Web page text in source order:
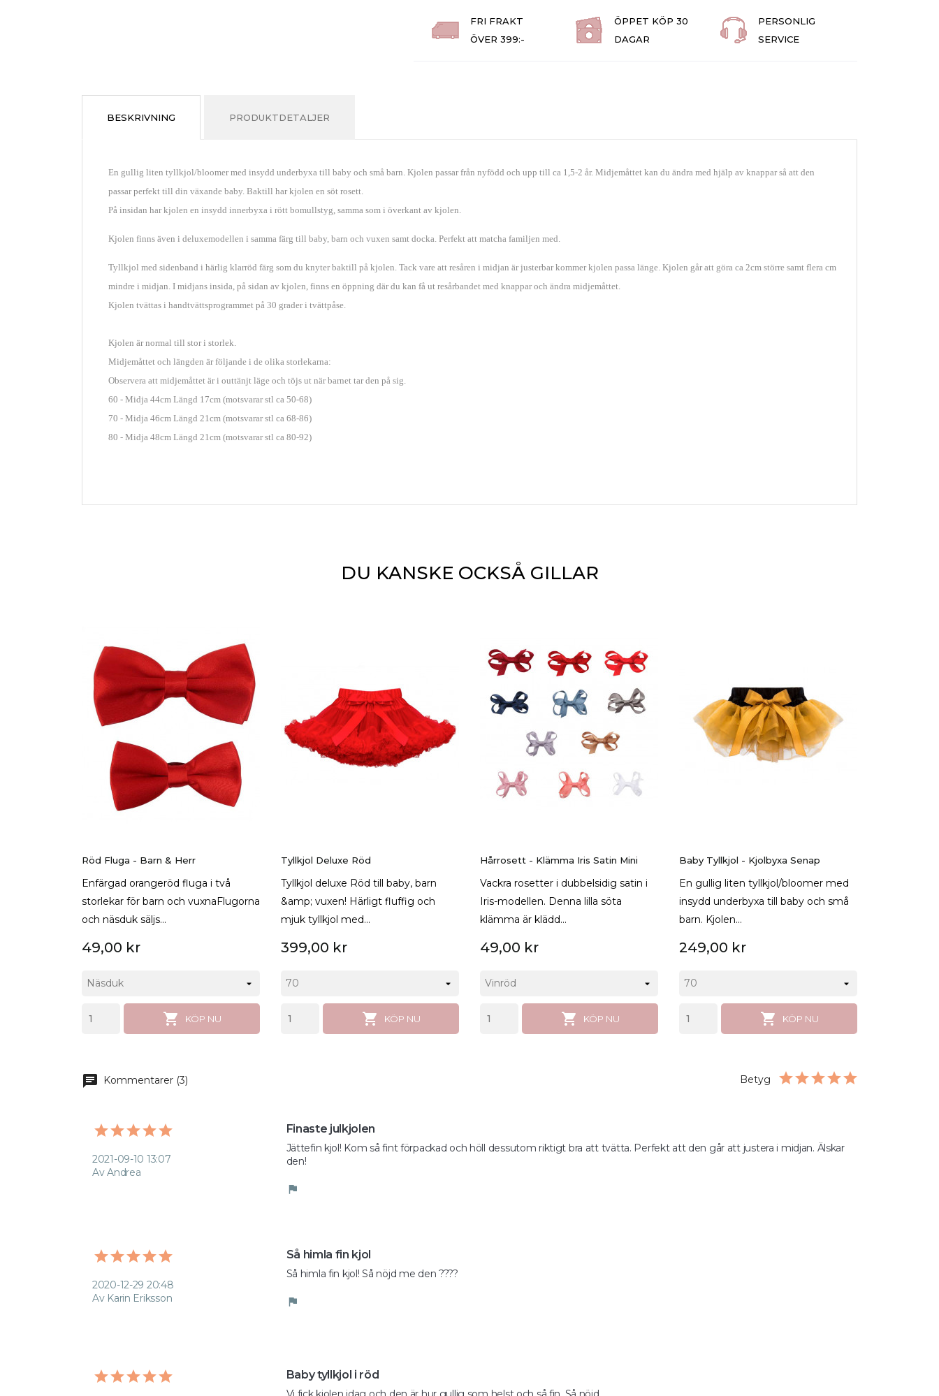
FRI FRAKT
ÖVER 399:-
ÖPPET KÖP 30
DAGAR
PERSONLIG
SERVICE
BESKRIVNING PRODUKTDETALJER
En gullig liten tyllkjol/bloomer med insydd underbyxa till baby och små barn. Kjolen passar från nyfödd och upp till ca 1,5-2 år. Midjemåttet kan du ändra med hjälp av knappar så att den
passar perfekt till din växande baby. Baktill har kjolen en söt rosett.
På insidan har kjolen en insydd innerbyxa i rött bomullstyg, samma som i överkant av kjolen.
Kjolen finns även i deluxemodellen i samma färg till baby, barn och vuxen samt docka. Perfekt att matcha familjen med.
Tyllkjol med sidenband i härlig klarröd färg som du knyter baktill på kjolen. Tack vare att resåren i midjan är justerbar kommer kjolen passa länge. Kjolen går att göra ca 2cm större samt flera cm
mindre i midjan. I midjans insida, på sidan av kjolen, finns en öppning där du kan få ut resårbandet med knappar och ändra midjemåttet.
Kjolen tvättas i handtvättsprogrammet på 30 grader i tvättpåse.
Kjolen är normal till stor i storlek.
Midjemåttet och längden är följande i de olika storlekarna:
Observera att midjemåttet är i outtänjt läge och töjs ut när barnet tar den på sig.
60 - Midja 44cm Längd 17cm (motsvarar stl ca 50-68)
70 - Midja 46cm Längd 21cm (motsvarar stl ca 68-86)
80 - Midja 48cm Längd 21cm (motsvarar stl ca 80-92)
DU KANSKE OCKSÅ GILLAR
Röd Fluga - Barn & Herr
Enfärgad orangeröd fluga i två
storlekar för barn och vuxnaFlugorna
och näsduk säljs...
49,00 kr
 KÖP NU
Tyllkjol Deluxe Röd
Tyllkjol deluxe Röd till baby, barn
&amp; vuxen! Härligt fluffig och
mjuk tyllkjol med...
399,00 kr
 KÖP NU
Hårrosett - Klämma Iris Satin Mini
Vackra rosetter i dubbelsidig satin i
Iris-modellen. Denna lilla söta
klämma är klädd...
49,00 kr
 KÖP NU
Baby Tyllkjol - Kjolbyxa Senap
En gullig liten tyllkjol/bloomer med
insydd underbyxa till baby och små
barn. Kjolen...
249,00 kr
 KÖP NU
chat Kommentarer (3) Betyg
2021-09-10 13:07
Av Andrea
Finaste julkjolen
Jättefin kjol! Kom så fint förpackad och höll dessutom riktigt bra att tvätta. Perfekt att den går att justera i midjan. Älskar
den!
flag
2020-12-29 20:48
Av Karin Eriksson
Så himla fin kjol
Så himla fin kjol! Så nöjd me den ????
flag
Baby tyllkjol i röd